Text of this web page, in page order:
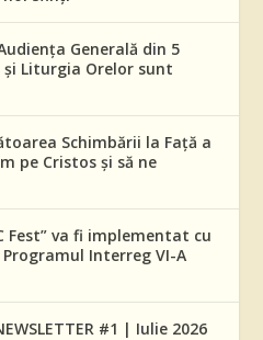
Generală din 5
Liturgia Orelor sunt
Schimbării la Față a
pe Cristos și să ne
Fest” va fi implementat cu
Interreg VI-A
#1 | Iulie 2026